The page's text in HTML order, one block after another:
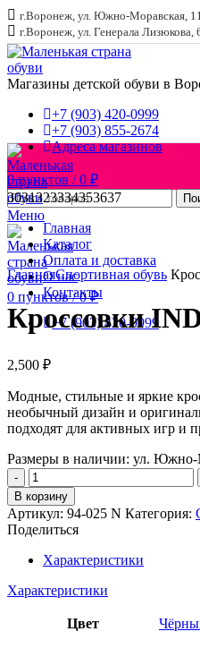
г.Воронеж, ул. Южно-Моравская,
г.Воронеж, ул. Генерала Лизюкова,
Магазины детской обуви в
+7 (903) 420-0999
+7 (903) 855-2674
Адреса магазинов
0пунктов / 0 ₽
Меню
0 пунктов / 0₽
Главная
Каталог
Оплата и доставка
О нас
Контакты
+7 (903) 420-0999
3031323334353637
Увеличить
ГлавнаяСпортивная обувь
Кроссовки
2,500 ₽
Модные, стильные и яркие
необычный дизайн и
подходят для активных игр и
Размеры в наличии: ул. Южно-
Количество
товара
Кроссовки
INDIGO
KIDS
В корзину
Артикул: 94-025 N Категория:
Поделиться
Характеристики
Характеристики
Цвет